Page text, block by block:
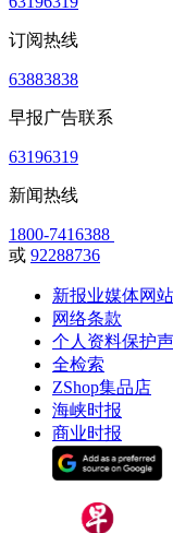
订阅热线
63883838
早报广告联系
63196319
新闻热线
1800-7416388
或 92288736
新报业媒体网站
网络条款
个人资料保护
全检索
ZShop集品店
海峡时报
商业时报